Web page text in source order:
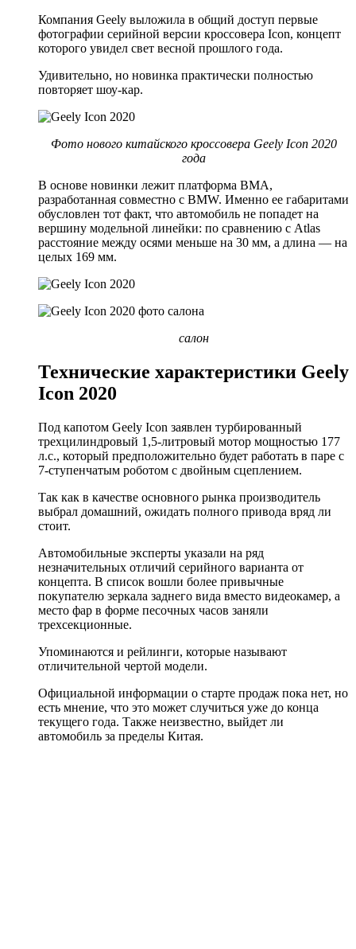
Компания Geely выложила в общий доступ первые
фотографии серийной версии кроссовера Icon, концепт
которого увидел свет весной прошлого года.
Удивительно, но новинка практически полностью
повторяет шоу-кар.
Фото нового китайского кроссовера Geely Icon 2020
года
В основе новинки лежит платформа BMA,
разработанная совместно с BMW. Именно ее габаритами
обусловлен тот факт, что автомобиль не попадет на
вершину модельной линейки: по сравнению с Atlas
расстояние между осями меньше на 30 мм, а длина — на
целых 169 мм.
салон
Технические характеристики Geely
Icon 2020
Под капотом Geely Icon заявлен турбированный
трехцилиндровый 1,5-литровый мотор мощностью 177
л.с., который предположительно будет работать в паре с
7-ступенчатым роботом с двойным сцеплением.
Так как в качестве основного рынка производитель
выбрал домашний, ожидать полного привода вряд ли
стоит.
Автомобильные эксперты указали на ряд
незначительных отличий серийного варианта от
концепта. В список вошли более привычные
покупателю зеркала заднего вида вместо видеокамер, а
место фар в форме песочных часов заняли
трехсекционные.
Упоминаются и рейлинги, которые называют
отличительной чертой модели.
Официальной информации о старте продаж пока нет, но
есть мнение, что это может случиться уже до конца
текущего года. Также неизвестно, выйдет ли
автомобиль за пределы Китая.